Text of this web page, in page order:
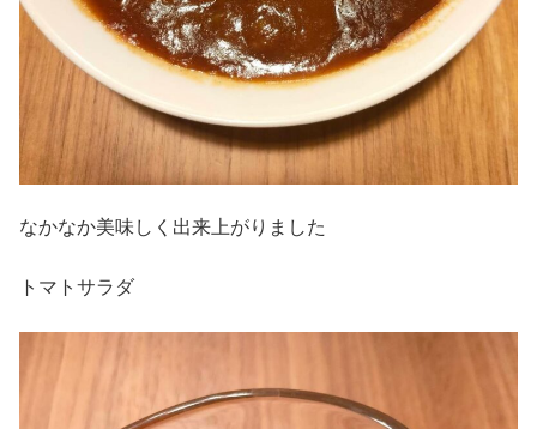
なかなか美味しく出来上がりました
トマトサラダ